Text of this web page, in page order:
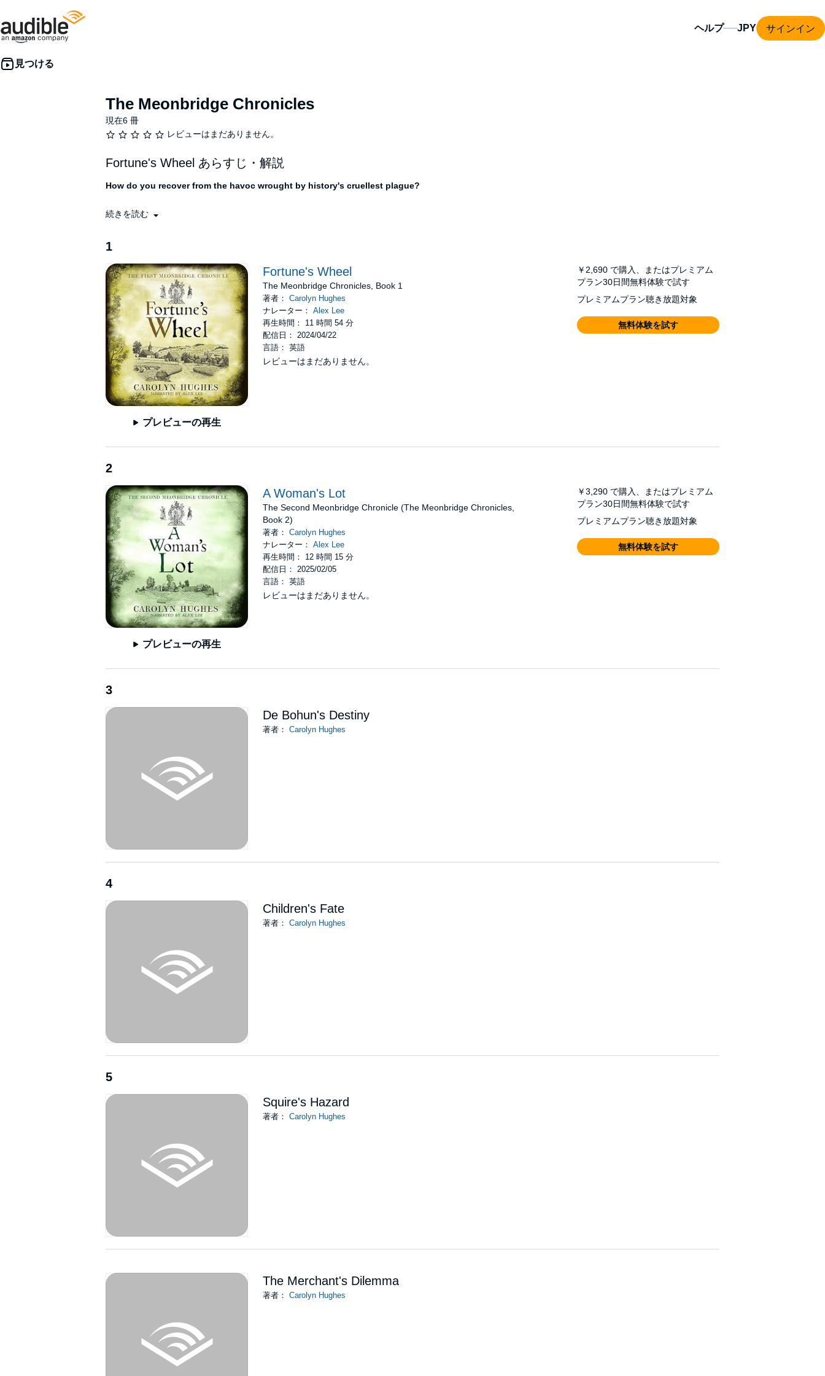
ヘルプ サインイン
The Meonbridge Chronicles
現在6 冊
レビューはまだありません。
Fortune's Wheel あらすじ・解説
How do you recover from the havoc wrought by history's cruellest plague?
It's June 1349. In Meonbridge, a Hampshire manor, many have lost their lives to the Black Death, among them Alice atte Wode’s beloved husband and
But, now the plague has passed, the people of Meonbridge must work together to rebuild their lives. However, tensions mount between the de Bohuns and
When the tensions deepen into violence and disorder, and the men – lord and villagers alike – seem unable to find any resolution, the women – Alice, Eleanor
and Margaret – must step forward to find a way out of the conflict that is tearing Meonbridge apart.
If you enjoy well-researched, immersive historical fiction, set in a turbulent and challenging time, with strong but credible female characters,
you’ll loveFortune’s Wheel , the first of the MEONBRIDGE CHRONICLES.
©2018 Carolyn Hughes (P)2024 Carolyn Hughes
続きを読む
1
プレビューの再生
Fortune's Wheel
The Meonbridge Chronicles, Book 1
著者： Carolyn Hughes
ナレーター： Alex Lee
再生時間： 11 時間 54 分
配信日： 2024/04/22
言語： 英語
レビューはまだありません。
￥2,690 で購入、またはプレミアム
プラン30日間無料体験で試す
プレミアムプラン聴き放題対象
無料体験を試す
2
プレビューの再生
A Woman's Lot
The Second Meonbridge Chronicle (The Meonbridge Chronicles,
Book 2)
著者： Carolyn Hughes
ナレーター： Alex Lee
再生時間： 12 時間 15 分
配信日： 2025/02/05
言語： 英語
レビューはまだありません。
￥3,290 で購入、またはプレミアム
プラン30日間無料体験で試す
プレミアムプラン聴き放題対象
無料体験を試す
3
De Bohun's Destiny
著者： Carolyn Hughes
4
Children's Fate
著者： Carolyn Hughes
5
Squire's Hazard
著者： Carolyn Hughes
The Merchant's Dilemma
著者： Carolyn Hughes